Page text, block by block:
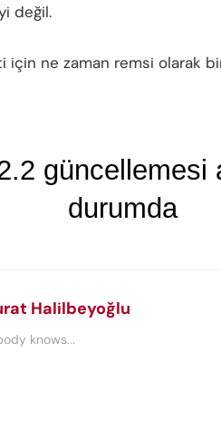
değil.
için ne zaman remsi olarak
güncellemesi
durumda
Halilbeyoğlu
knows...